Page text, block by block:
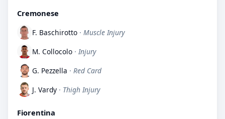
Cremonese
F. Baschirotto · Muscle Injury
M. Collocolo · Injury
G. Pezzella · Red Card
J. Vardy · Thigh Injury
Fiorentina